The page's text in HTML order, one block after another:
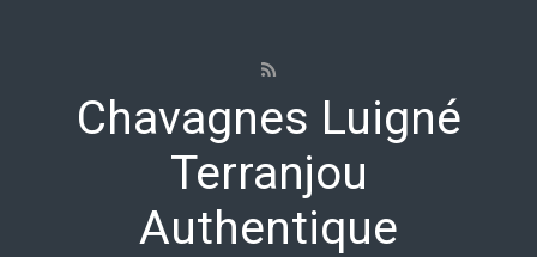
Chavagnes Luigné
Terranjou
Authentique